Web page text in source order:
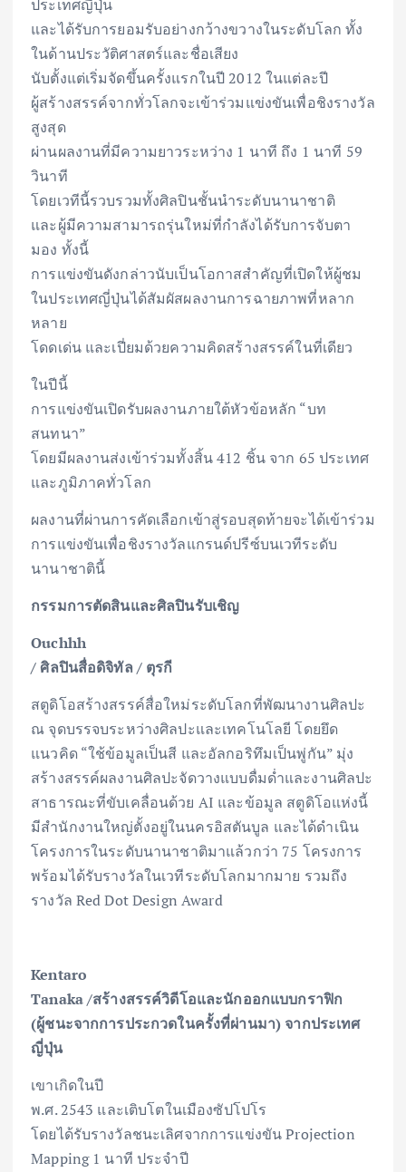
ประเทศญี่ปุ่น
และได้รับการยอมรับอย่างกว้างขวางในระดับโลก ทั้ง
ในด้านประวัติศาสตร์และชื่อเสียง
นับตั้งแต่เริ่มจัดขึ้นครั้งแรกในปี 2012 ในแต่ละปี
ผู้สร้างสรรค์จากทั่วโลกจะเข้าร่วมแข่งขันเพื่อชิงรางวัล
สูงสุด
ผ่านผลงานที่มีความยาวระหว่าง 1 นาที ถึง 1 นาที 59
วินาที
โดยเวทีนี้รวบรวมทั้งศิลปินชั้นนำระดับนานาชาติ
และผู้มีความสามารถรุ่นใหม่ที่กำลังได้รับการจับตา
มอง ทั้งนี้
การแข่งขันดังกล่าวนับเป็นโอกาสสำคัญที่เปิดให้ผู้ชม
ในประเทศญี่ปุ่นได้สัมผัสผลงานการฉายภาพที่หลาก
หลาย
โดดเด่น และเปี่ยมด้วยความคิดสร้างสรรค์ในที่เดียว
ในปีนี้
การแข่งขันเปิดรับผลงานภายใต้หัวข้อหลัก “บท
สนทนา”
โดยมีผลงานส่งเข้าร่วมทั้งสิ้น 412 ชิ้น จาก 65 ประเทศ
และภูมิภาคทั่วโลก
ผลงานที่ผ่านการคัดเลือกเข้าสู่รอบสุดท้ายจะได้เข้าร่วม
การแข่งขันเพื่อชิงรางวัลแกรนด์ปรีซ์บนเวทีระดับ
นานาชาตินี้
กรรมการตัดสินและศิลปินรับเชิญ
Ouchhh
/ ศิลปินสื่อดิจิทัล / ตุรกี
สตูดิโอสร้างสรรค์สื่อใหม่ระดับโลกที่พัฒนางานศิลปะ
ณ จุดบรรจบระหว่างศิลปะและเทคโนโลยี โดยยึด
แนวคิด “ใช้ข้อมูลเป็นสี และอัลกอริทึมเป็นพู่กัน” มุ่ง
สร้างสรรค์ผลงานศิลปะจัดวางแบบดื่มด่ำและงานศิลปะ
สาธารณะที่ขับเคลื่อนด้วย AI และข้อมูล สตูดิโอแห่งนี้
มีสำนักงานใหญ่ตั้งอยู่ในนครอิสตันบูล และได้ดำเนิน
โครงการในระดับนานาชาติมาแล้วกว่า 75 โครงการ
พร้อมได้รับรางวัลในเวทีระดับโลกมากมาย รวมถึง
รางวัล Red Dot Design Award
Kentaro
Tanaka /สร้างสรรค์วิดีโอและนักออกแบบกราฟิก
(ผู้ชนะจากการประกวดในครั้งที่ผ่านมา) จากประเทศ
ญี่ปุ่น
เขาเกิดในปี
พ.ศ. 2543 และเติบโตในเมืองซัปโปโร
โดยได้รับรางวัลชนะเลิศจากการแข่งขัน Projection
Mapping 1 นาที ประจำปี